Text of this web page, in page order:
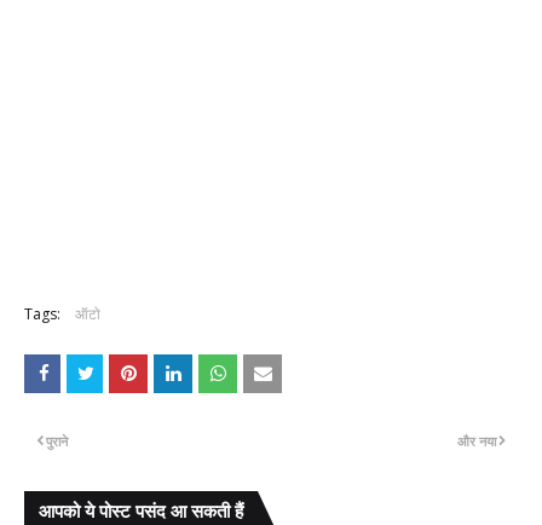
Tags: ऑटो
और नया
पुराने
आपको ये पोस्ट पसंद आ सकती हैं